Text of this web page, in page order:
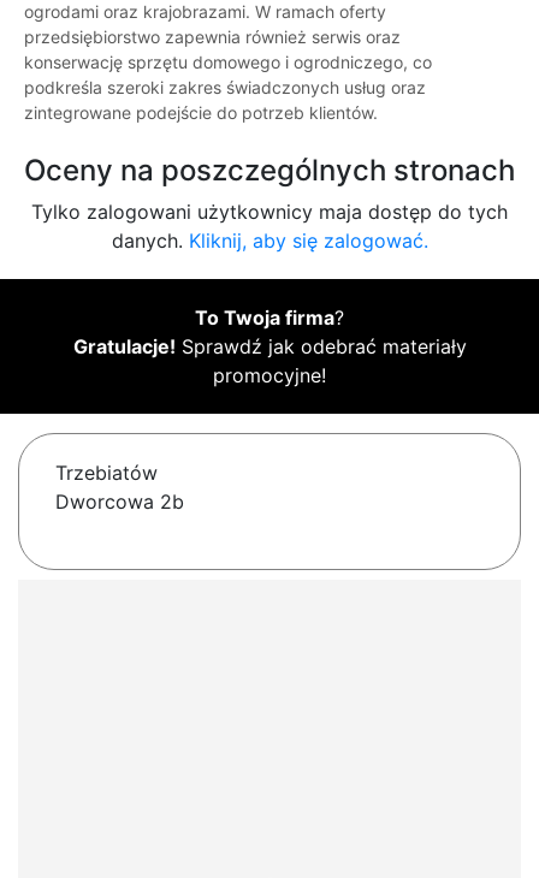
ogrodami oraz krajobrazami. W ramach oferty
przedsiębiorstwo zapewnia również serwis oraz
konserwację sprzętu domowego i ogrodniczego, co
podkreśla szeroki zakres świadczonych usług oraz
zintegrowane podejście do potrzeb klientów.
Oceny na poszczególnych stronach
Tylko zalogowani użytkownicy maja dostęp do tych
danych. Kliknij, aby się zalogować.
To Twoja firma?
Gratulacje! Sprawdź jak odebrać materiały
promocyjne!
Trzebiatów
Dworcowa 2b